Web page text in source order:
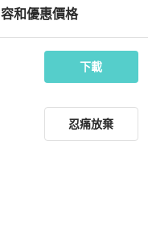
髮圈/髮飾/手環
本地 免運
和優惠價格
下載
忍痛放棄